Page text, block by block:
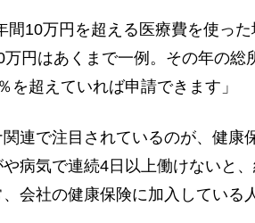
間10万円を超える医療費を使っ
万円はあくまで一例。その年の総
を超えていれば申請できます」
連で注目されているのが、健康
病気で連続4日以上働けないと
会社の健康保険に加入している